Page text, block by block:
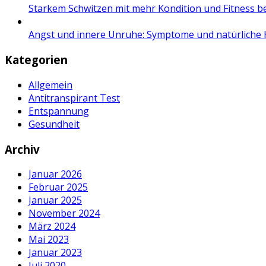
Starkem Schwitzen mit mehr Kondition und Fitness
Angst und innere Unruhe: Symptome und natürliche
Kategorien
Allgemein
Antitranspirant Test
Entspannung
Gesundheit
Archiv
Januar 2026
Februar 2025
Januar 2025
November 2024
März 2024
Mai 2023
Januar 2023